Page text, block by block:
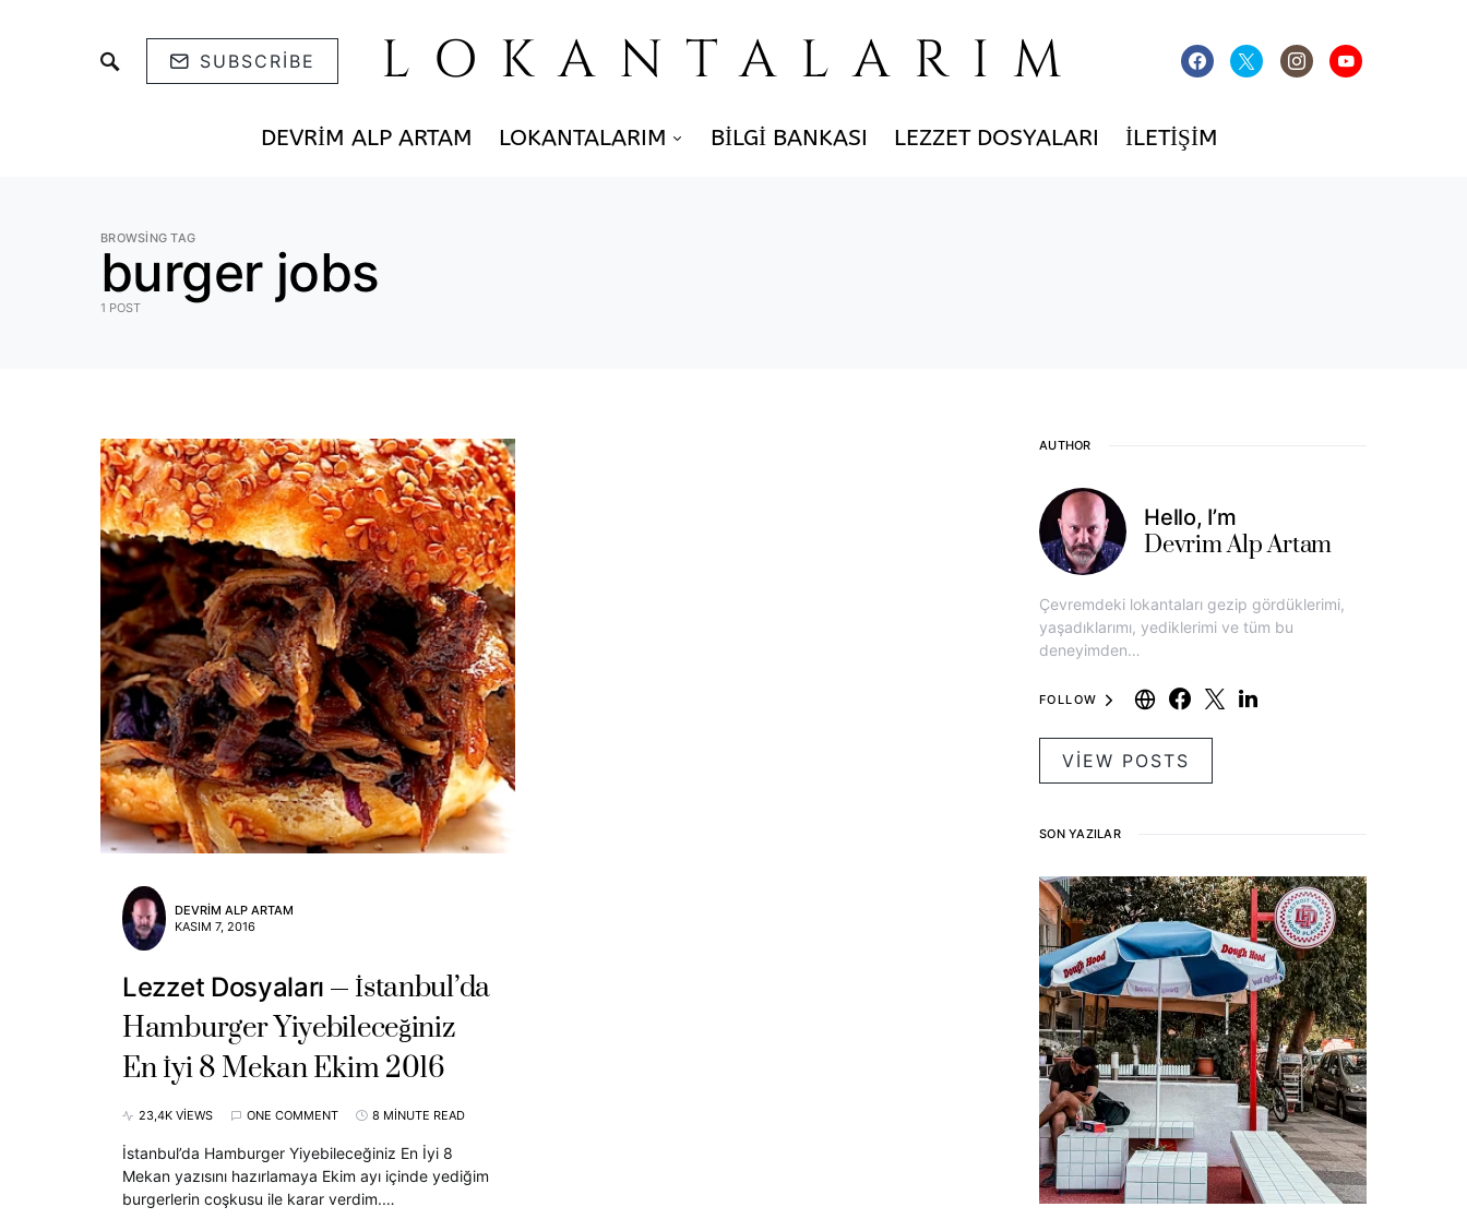
SUBSCRIBE LOKANTALARIM
DEVRIM ALP ARTAM LOKANTALARIM BILGI BANKASI LEZZET DOSYALARI İLETIŞIM
BROWSING TAG
burger jobs
1 POST
DEVRIM ALP ARTAM
KASIM 7, 2016
Lezzet Dosyaları
İstanbul’da
Hamburger Yiyebileceğiniz
En İyi 8 Mekan Ekim 2016
23,4K VIEWS ONE COMMENT 8 MINUTE READ
İstanbul’da Hamburger Yiyebileceğiniz En İyi 8
Mekan yazısını hazırlamaya Ekim ayı içinde yediğim
burgerlerin coşkusu ile karar verdim.…
AUTHOR
Hello, I’m
Devrim Alp Artam
Çevremdeki lokantaları gezip gördüklerimi,
yaşadıklarımı, yediklerimi ve tüm bu
deneyimden…
FOLLOW
VIEW POSTS
SON YAZILAR